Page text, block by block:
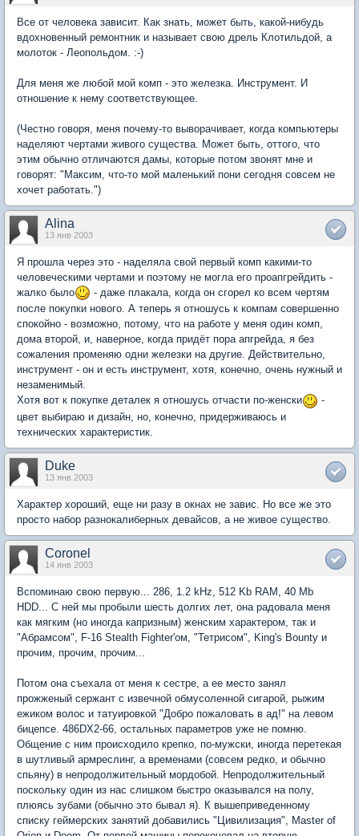
Все от человека зависит. Как знать, может быть, какой-нибудь
вдохновенный ремонтник и называет свою дрель Клотильдой, а
молоток - Леопольдом. :-)
Для меня же любой мой комп - это железка. Инструмент. И
отношение к нему соответствующее.
(Честно говоря, меня почему-то выворачивает, когда компьютеры
наделяют чертами живого существа. Может быть, оттого, что
этим обычно отличаются дамы, которые потом звонят мне и
говорят: "Максим, что-то мой маленький пони сегодня совсем не
хочет работать.")
Alina
13 янв 2003
Я прошла через это - наделяла свой первый комп какими-то
человеческими чертами и поэтому не могла его проапгрейдить -
жалко было
- даже плакала, когда он сгорел ко всем чертям
после покупки нового. А теперь я отношусь к компам совершенно
спокойно - возможно, потому, что на работе у меня один комп,
дома второй, и, наверное, когда придёт пора апгрейда, я без
сожаления променяю одни железки на другие. Действительно,
инструмент - он и есть инструмент, хотя, конечно, очень нужный и
незаменимый.
Хотя вот к покупке деталек я отношусь отчасти по-женски
-
цвет выбираю и дизайн, но, конечно, придерживаюсь и
технических характеристик.
Duke
13 янв 2003
Характер хороший, еще ни разу в окнах не завис. Но все же это
просто набор разнокалиберных девайсов, а не живое существо.
Coronel
14 янв 2003
Вспоминаю свою первую... 286, 1.2 kHz, 512 Kb RAM, 40 Mb
HDD... С ней мы пробыли шесть долгих лет, она радовала меня
как мягким (но иногда капризным) женским характером, так и
"Абрамсом", F-16 Stealth Fighter'ом, "Тетрисом", King's Bounty и
прочим, прочим, прочим...
Потом она съехала от меня к сестре, а ее место занял
прожженый сержант с извечной обмусоленной сигарой, рыжим
ежиком волос и татуировкой "Добро пожаловать в ад!" на левом
бицепсе. 486DX2-66, остальных параметров уже не помню.
Общение с ним происходило крепко, по-мужски, иногда перетекая
в шутливый армреслинг, а временами (совсем редко, и обычно
спьяну) в непродолжительный мордобой. Непродолжительный
поскольку один из нас слишком быстро оказывался на полу,
плюясь зубами (обычно это бывал я). К вышеприведенному
списку геймерских занятий добавились "Цивилизация", Master of